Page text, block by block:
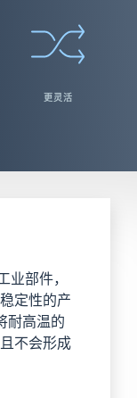
更灵活
业部件，
定性的产
耐高温的
不会形成